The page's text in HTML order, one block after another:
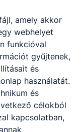
amely akkor
webhelyet
funkcióval
gyűjtenek,
és
használatát.
és
célokból
kapcsolatban,